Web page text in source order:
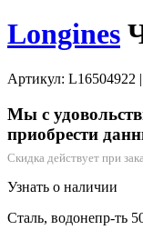
Longines
Артикул: L16504922 |
Мы с
приобрести
Скидка действует при
Узнать о наличии
Сталь, водонепр-ть